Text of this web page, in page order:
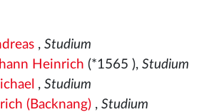
, Studium
Heinrich (*1565 ), Studium
, Studium
(Backnang), Studium